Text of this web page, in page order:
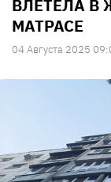
ВЛЕТЕЛА
МАТРАСЕ
04 Августа 2025